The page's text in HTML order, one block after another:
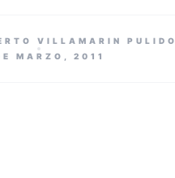
VILLAMARIN PULIDO
MARZO, 2011